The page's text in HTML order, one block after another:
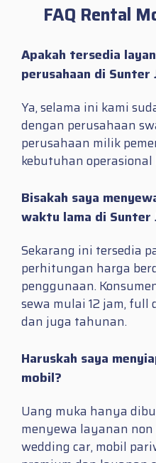
FAQ Rental
Apakah tersedia
perusahaan di Sunter
Ya, selama ini kami
dengan perusahaan
perusahaan milik
kebutuhan
Bisakah saya
waktu lama di Sunter
Sekarang ini tersedia
perhitungan harga
penggunaan.
sewa mulai 12 jam,
dan juga tahunan.
Haruskah saya
mobil?
Uang muka hanya
menyewa layanan
wedding car, mobil